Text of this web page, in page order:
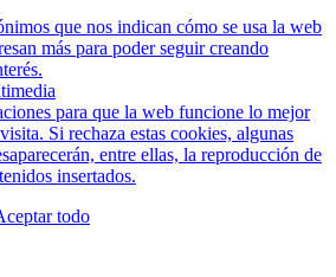
que nos indican cómo se usa la web
más para poder seguir creando
para que la web funcione lo mejor
Si rechaza estas cookies, algunas
entre ellas, la reproducción de
insertados.
todo